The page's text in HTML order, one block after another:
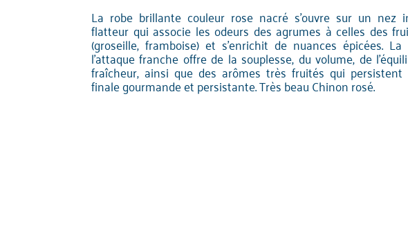
La robe brillante couleur rose nacré s'ouvre sur un nez
flatteur qui associe les odeurs des agrumes à celles des
(groseille, framboise) et s'enrichit de nuances épicées.
l'attaque franche offre de la souplesse, du volume, de
fraîcheur, ainsi que des arômes très fruités qui
finale gourmande et persistante. Très beau Chinon rosé.